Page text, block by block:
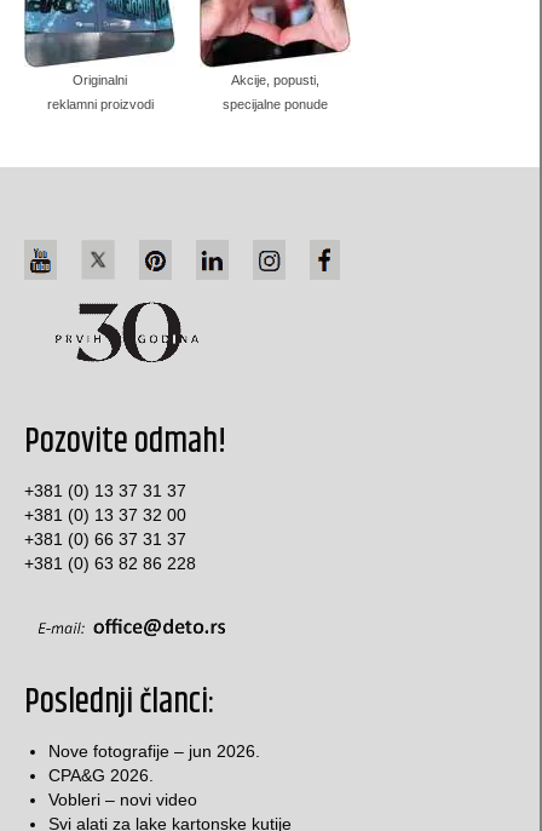
Originalni
reklamni proizvodi
Akcije, popusti,
specijalne ponude
Pozovite odmah!
+381 (0) 13 37 31 37
+381 (0) 13 37 32 00
+381 (0) 66 37 31 37
+381 (0) 63 82 86 228
Poslednji članci:
Nove fotografije – jun 2026.
CPA&G 2026.
Vobleri – novi video
Svi alati za lake kartonske kutije